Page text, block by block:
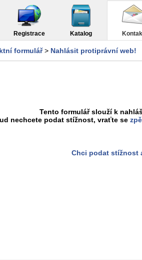
Registrace Katalog
formulář> Nahlásit protiprávní web!
Tento formulář slouží k
nechcete podat stížnost, vraťte se
Chci podat stížnost